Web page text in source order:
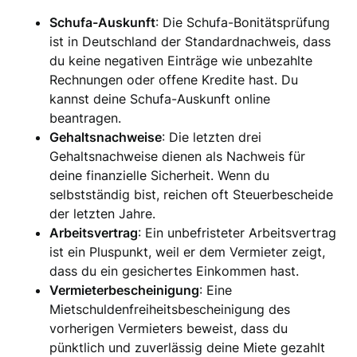
Schufa-Auskunft: Die Schufa-Bonitätsprüfung
ist in Deutschland der Standardnachweis, dass
du keine negativen Einträge wie unbezahlte
Rechnungen oder offene Kredite hast. Du
kannst deine Schufa-Auskunft online
beantragen.
Gehaltsnachweise: Die letzten drei
Gehaltsnachweise dienen als Nachweis für
deine finanzielle Sicherheit. Wenn du
selbstständig bist, reichen oft Steuerbescheide
der letzten Jahre.
Arbeitsvertrag: Ein unbefristeter Arbeitsvertrag
ist ein Pluspunkt, weil er dem Vermieter zeigt,
dass du ein gesichertes Einkommen hast.
Vermieterbescheinigung: Eine
Mietschuldenfreiheitsbescheinigung des
vorherigen Vermieters beweist, dass du
pünktlich und zuverlässig deine Miete gezahlt